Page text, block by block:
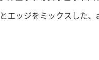
エッジをミックスした